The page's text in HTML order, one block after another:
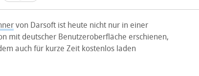
von Darsoft ist heute nicht nur in einer
mit deutscher Benutzeroberfläche erschienen,
auch für kurze Zeit kostenlos laden